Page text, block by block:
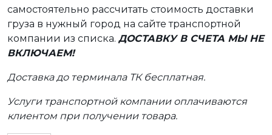
самостоятельно рассчитать стоимость доставки
груза в нужный город на сайте транспортной
компании из списка. ДОСТАВКУ В СЧЕТА МЫ НЕ
ВКЛЮЧАЕМ!
Доставка до терминала ТК бесплатная.
Услуги транспортной компании оплачиваются
клиентом при получении товара.